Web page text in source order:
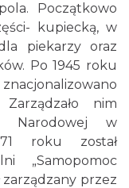
Początkowo
kupiecką, w
piekarzy oraz
Po 1945 roku
nim
Narodowej w
roku został
„Samopomoc
zarządzany przez